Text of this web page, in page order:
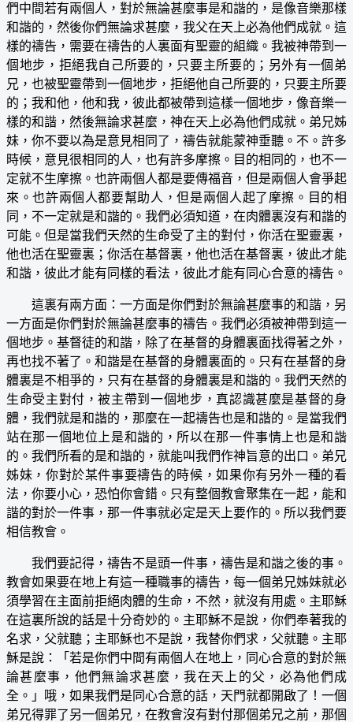
們中間若有兩個人，對於無論甚麼事是和諧的，是像音樂那樣
和諧的，然後你們無論求甚麼，我父在天上必為他們成就。這
樣的禱告，需要在禱告的人裏面有聖靈的組織。我被神帶到一
個地步，拒絕我自己所要的，只要主所要的；另外有一個弟
兄，也被聖靈帶到一個地步，拒絕他自己所要的，只要主所要
的；我和他，他和我，彼此都被帶到這樣一個地步，像音樂一
樣的和諧，然後無論求甚麼，神在天上必為他們成就。弟兄姊
妹，你不要以為是意見相同了，禱告就能蒙神垂聽。不。許多
時候，意見很相同的人，也有許多摩擦。目的相同的，也不一
定就不生摩擦。也許兩個人都是要傳福音，但是兩個人會爭起
來。也許兩個人都要幫助人，但是兩個人起了摩擦。目的相
同，不一定就是和諧的。我們必須知道，在肉體裏沒有和諧的
可能。但是當我們天然的生命受了主的對付，你活在聖靈裏，
他也活在聖靈裏；你活在基督裏，他也活在基督裏，彼此才能
和諧，彼此才能有同樣的看法，彼此才能有同心合意的禱告。
這裏有兩方面：一方面是你們對於無論甚麼事的和諧，另
一方面是你們對於無論甚麼事的禱告。我們必須被神帶到這一
個地步。基督徒的和諧，除了在基督的身體裏面找得著之外，
再也找不著了。和諧是在基督的身體裏面的。只有在基督的身
體裏是不相爭的，只有在基督的身體裏是和諧的。我們天然的
生命受主對付，被主帶到一個地步，真認識甚麼是基督的身
體，我們就是和諧的，那麼在一起禱告也是和諧的。是當我們
站在那一個地位上是和諧的，所以在那一件事情上也是和諧
的。我們所看的是和諧的，就能叫我們作神旨意的出口。弟兄
姊妹，你對於某件事要禱告的時候，如果你有另外一種的看
法，你要小心，恐怕你會錯。只有整個教會聚集在一起，能和
諧的對於一件事，那一件事就必定是天上要作的。所以我們要
相信教會。
我們要記得，禱告不是頭一件事，禱告是和諧之後的事。
教會如果要在地上有這一種職事的禱告，每一個弟兄姊妹就必
須學習在主面前拒絕肉體的生命，不然，就沒有用處。主耶穌
在這裏所說的話是十分奇妙的。主耶穌不是說，你們奉著我的
名求，父就聽；主耶穌也不是說，我替你們求，父就聽。主耶
穌是說：「若是你們中間有兩個人在地上，同心合意的對於無
論甚麼事，他們無論求甚麼，我在天上的父，必為他們成
全。」哦，如果我們是同心合意的話，天門就都開啟了！一個
弟兄得罪了另一個弟兄，在教會沒有對付那個弟兄之前，那個